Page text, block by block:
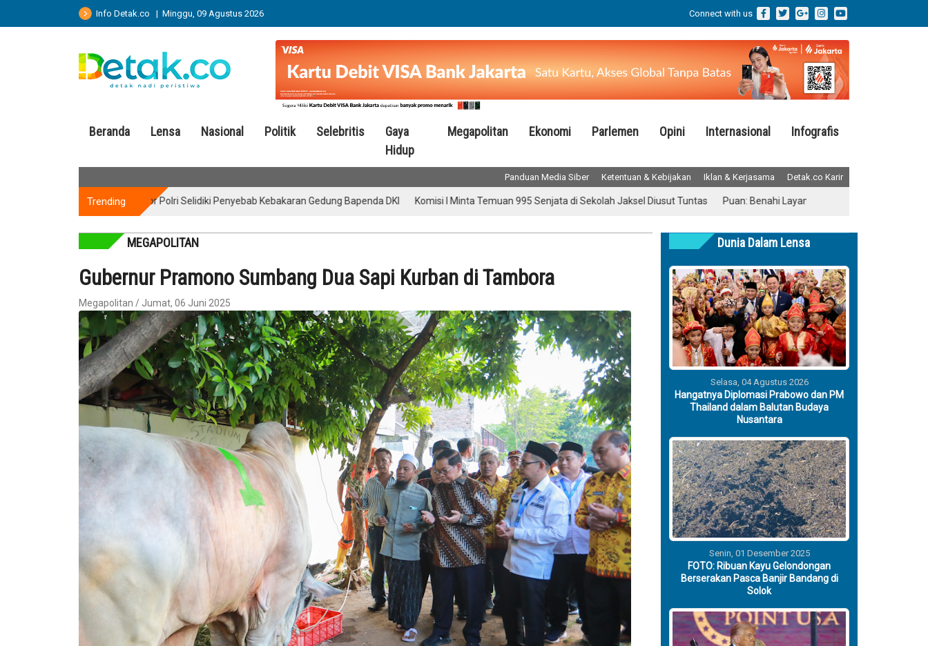
Info Detak.co | Minggu, 09 Agustus 2026 Connect with us
Beranda Lensa Nasional Politik Selebritis
Gaya
Hidup
Megapolitan Ekonomi Parlemen Opini Internasional Infografis
Panduan Media Siber Ketentuan & Kebijakan Iklan & Kerjasama Detak.co Karir
Trending
Puslabfor Polri Selidiki Penyebab Kebakaran Gedung Bapenda DKI Komisi I Minta Temuan 995 Senjata di Sekolah Jaksel Diusut Tuntas Puan: Benahi Layanan Kesehatan Tanpa
MEGAPOLITAN
Gubernur Pramono Sumbang Dua Sapi Kurban di Tambora
Megapolitan / Jumat, 06 Juni 2025
Dunia Dalam Lensa
Selasa, 04 Agustus 2026
Hangatnya Diplomasi Prabowo dan PM
Thailand dalam Balutan Budaya
Nusantara
Senin, 01 Desember 2025
FOTO: Ribuan Kayu Gelondongan
Berserakan Pasca Banjir Bandang di
Solok